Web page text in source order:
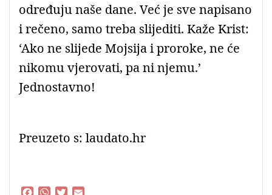
određuju naše dane. Već je sve napisano
i rečeno, samo treba slijediti. Kaže Krist:
‘Ako ne slijede Mojsija i proroke, ne će
nikomu vjerovati, pa ni njemu.’
Jednostavno!
Preuzeto s: laudato.hr
F
W
T